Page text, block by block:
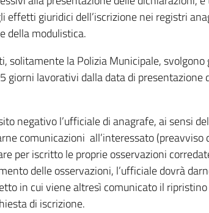
effetti giuridici dell’iscrizione nei registri
della modulistica.
solitamente la Polizia Municipale, svolgono
giorni lavorativi dalla data di presentazione
negativo l’ufficiale di anagrafe, ai sensi
comunicazioni all’interessato (preavviso
per iscritto le proprie osservazioni
delle osservazioni, l’ufficiale dovrà
in cui viene altresì comunicato il
di iscrizione.